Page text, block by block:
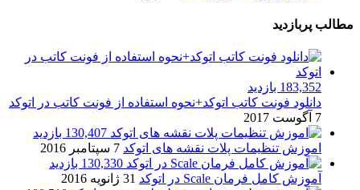
مطالب پربازدید
183,352 بازدید
دانلود فونت کاتب اتوکد+نحوه استفاده از فونت کاتب در اتوکد
7 آگوست 2017
130,407 بازدید
اموزش تنظیمات پلات نقشه های اتوکد 7 سپتامبر 2016
130,330 بازدید
آموزش کامل فرمان Scale در اتوکد
31 ژانویه 2016